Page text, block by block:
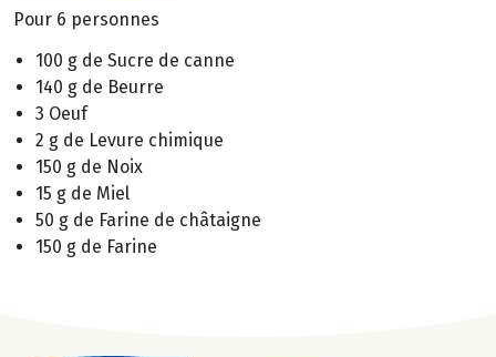
Pour 6 personnes
100 g de Sucre de canne
140 g de Beurre
3 Oeuf
2 g de Levure chimique
150 g de Noix
15 g de Miel
50 g de Farine de châtaigne
150 g de Farine